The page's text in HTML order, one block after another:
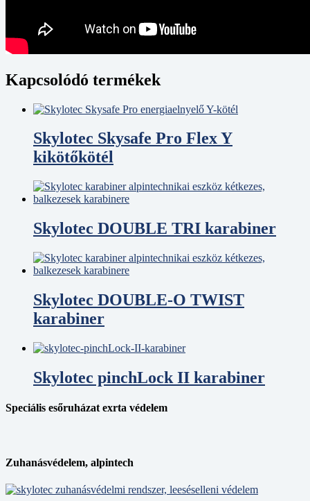
Kapcsolódó termékek
Skylotec Skysafe Pro Flex Y
kikötőkötél
Skylotec DOUBLE TRI karabiner
Skylotec DOUBLE-O TWIST
karabiner
Skylotec pinchLock II karabiner
Speciális esőruházat exrta védelem
Zuhanásvédelem, alpintech